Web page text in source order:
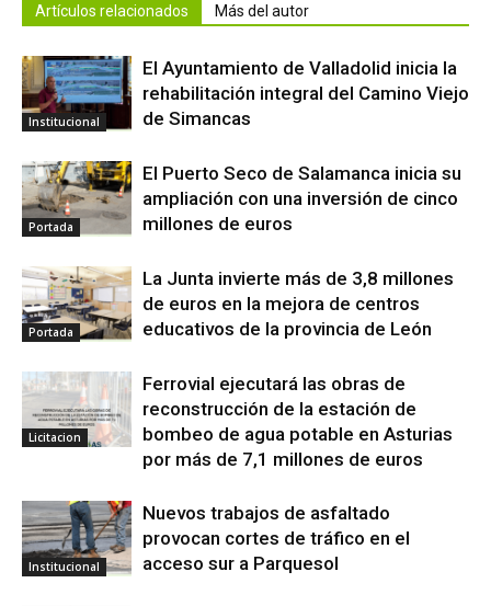
Artículos relacionados Más del autor
Institucional
El Ayuntamiento de Valladolid inicia la
rehabilitación integral del Camino Viejo
de Simancas
Portada
El Puerto Seco de Salamanca inicia su
ampliación con una inversión de cinco
millones de euros
Portada
La Junta invierte más de 3,8 millones
de euros en la mejora de centros
educativos de la provincia de León
Licitacion
Ferrovial ejecutará las obras de
reconstrucción de la estación de
bombeo de agua potable en Asturias
por más de 7,1 millones de euros
Institucional
Nuevos trabajos de asfaltado
provocan cortes de tráfico en el
acceso sur a Parquesol